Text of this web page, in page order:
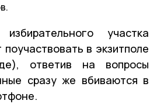
участка
в экзитполе
ответив на вопросы
сразу же вбиваются в